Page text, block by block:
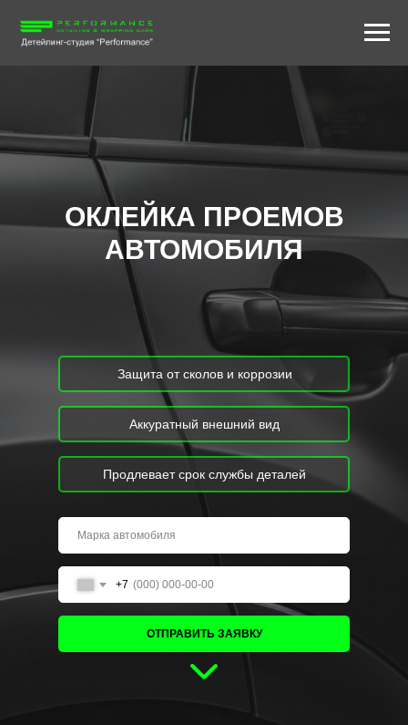
ОКЛЕЙКА ПРОЕМОВ
АВТОМОБИЛЯ
+7
ОТПРАВИТЬ ЗАЯВКУ
Защита от сколов и коррозии
Аккуратный внешний вид
Продлевает срок службы деталей